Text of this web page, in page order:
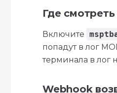
Где
Включите
попадут в лог
терминала в лог
Webhook